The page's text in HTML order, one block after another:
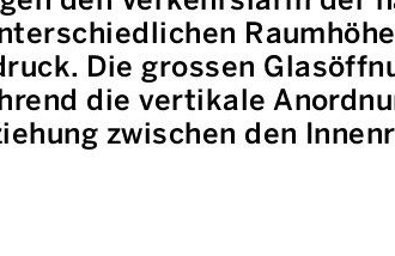
Die grossen
die vertikale
zwischen den